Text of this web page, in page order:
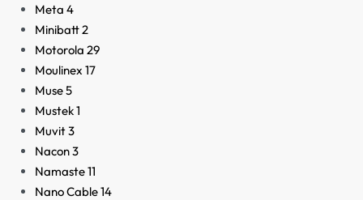
Meta 4
Minibatt2
Motorola 29
Moulinex 17
Muse5
Mustek1
Muvit3
Nacon3
Namaste11
Nano Cable14